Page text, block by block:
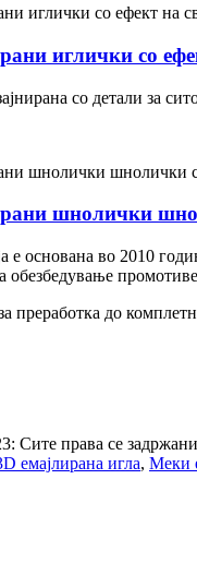
иглички со
со детали за
шнолички
е основана во 2010
обезбедување
преработка до
Сите права се
емајлирана игла, Меки